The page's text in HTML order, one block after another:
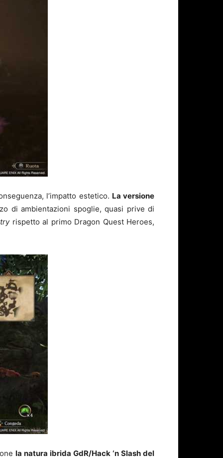
l’impatto estetico. La versione
di ambientazioni spoglie, quasi prive di
rispetto al primo Dragon Quest Heroes,
la natura ibrida GdR/Hack ‘n Slash del